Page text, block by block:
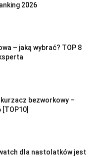
2026
– jaką wybrać? TOP 8
bezworkowy –
[TOP10]
dla nastolatków jest